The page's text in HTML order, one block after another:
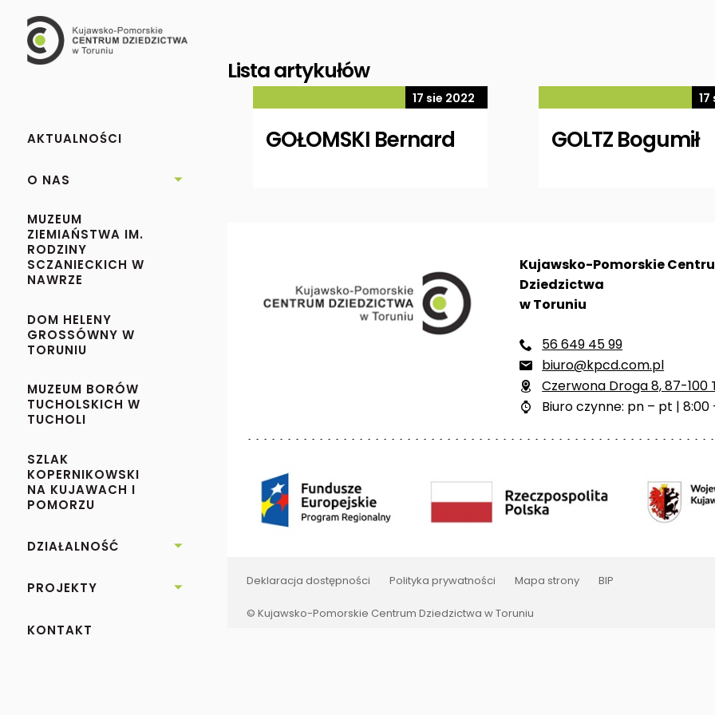
AKTUALNOŚCI
O NAS 
MUZEUM
ZIEMIAŃSTWA IM.
RODZINY
SCZANIECKICH W
NAWRZE
DOM HELENY
GROSSÓWNY W
TORUNIU
MUZEUM BORÓW
TUCHOLSKICH W
TUCHOLI
SZLAK
KOPERNIKOWSKI
NA KUJAWACH I
POMORZU
DZIAŁALNOŚĆ 
PROJEKTY 
KONTAKT
Lista artykułów
17 sie 2022
GOŁOMSKI Bernard
17
GOLTZ Bogumił
Kujawsko-Pomorskie
Dziedzictwa
w Toruniu
 56 649 45 99
 biuro@kpcd.com.pl
 Czerwona Droga 8, 87-100
 Biuro czynne: pn – pt | 8:00
Deklaracja dostępności Polityka prywatności Mapa strony BIP
© Kujawsko-Pomorskie Centrum Dziedzictwa w Toruniu